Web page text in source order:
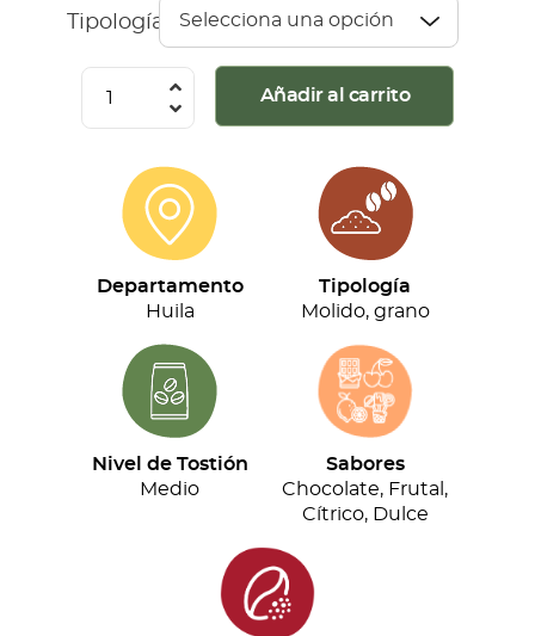
Cerrar Sesión
Tipología
Especial
(500g)
cantidad
Añadir al carrito
Departamento
Huila
Tipología
Molido, grano
Nivel de Tostión
Medio
Sabores
Chocolate, Frutal,
Cítrico, Dulce